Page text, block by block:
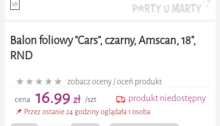
1/1
Balon foliowy "Cars", czarny, Amscan, 18",
RND
zobacz oceny / oceń produkt
cena 16.99 zł /szt produkt niedostępny
📌 Przez ostanie 24 godziny oglądała 1 osoba